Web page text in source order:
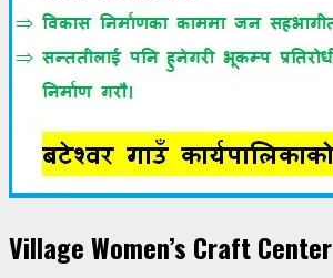
Village Women’s Craft Center